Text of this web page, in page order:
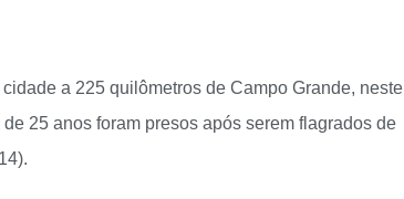
a 225 quilômetros de Campo Grande, neste
25 anos foram presos após serem flagrados de